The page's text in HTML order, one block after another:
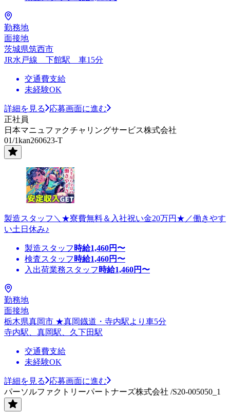
勤務地
面接地
茨城県筑西市
JR水戸線 下館駅 車15分
交通費支給
未経験OK
詳細を見る
応募画面に進む
正社員
日本マニュファクチャリングサービス株式会社
01/1kan260623-T
製造スタッフ＼★寮費無料＆入社祝い金20万円★／働きやす
い土日休み♪
製造スタッフ 時給1,460円〜
検査スタッフ 時給1,460円〜
入出荷業務スタッフ 時給1,460円〜
勤務地
面接地
栃木県真岡市 ★真岡鐡道・寺内駅より車5分
寺内駅、真岡駅、久下田駅
交通費支給
未経験OK
詳細を見る
応募画面に進む
パーソルファクトリーパートナーズ株式会社 /S20-005050_1